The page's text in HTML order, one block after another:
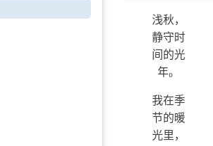
浅秋，
静守时
间的光
年。
我在季
节的暖
光里，